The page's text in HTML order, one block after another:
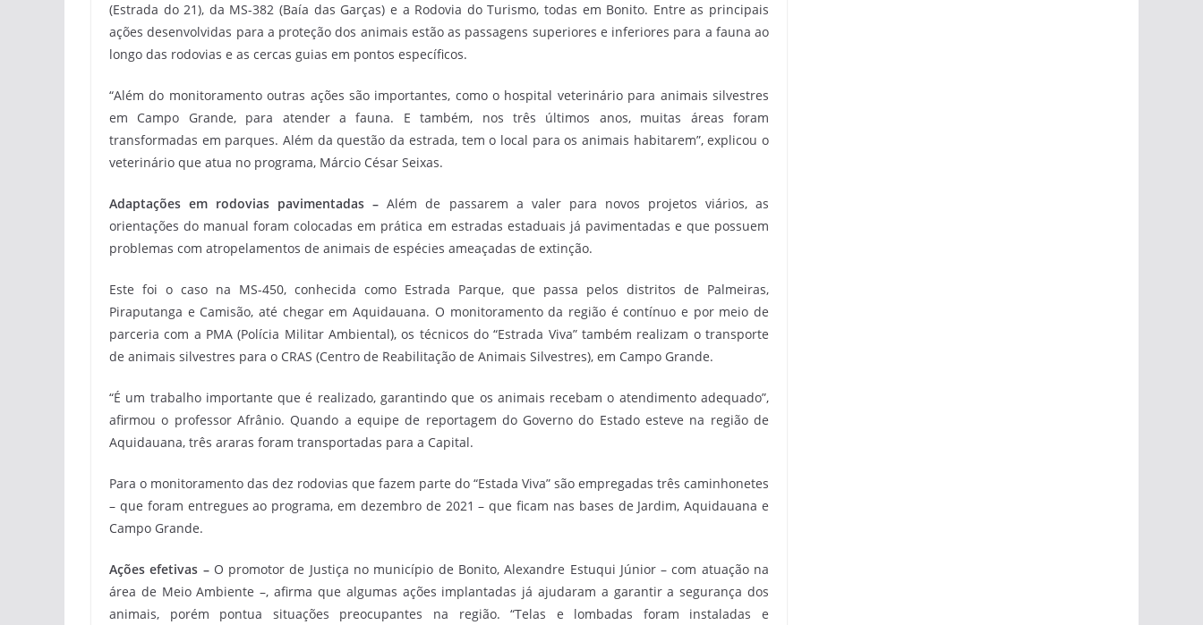
(Estrada do 21), da MS-382 (Baía das Garças) e a Rodovia do Turismo, todas em Bonito. Entre as principais
ações desenvolvidas para a proteção dos animais estão as passagens superiores e inferiores para a fauna ao
longo das rodovias e as cercas guias em pontos específicos.
“Além do monitoramento outras ações são importantes, como o hospital veterinário para animais silvestres
em Campo Grande, para atender a fauna. E também, nos três últimos anos, muitas áreas foram
transformadas em parques. Além da questão da estrada, tem o local para os animais habitarem”, explicou o
veterinário que atua no programa, Márcio César Seixas.
Adaptações em rodovias pavimentadas –Além de passarem a valer para novos projetos viários, as
orientações do manual foram colocadas em prática em estradas estaduais já pavimentadas e que possuem
problemas com atropelamentos de animais de espécies ameaçadas de extinção.
Este foi o caso na MS-450, conhecida como Estrada Parque, que passa pelos distritos de Palmeiras,
Piraputanga e Camisão, até chegar em Aquidauana. O monitoramento da região é contínuo e por meio de
parceria com a PMA (Polícia Militar Ambiental), os técnicos do “Estrada Viva” também realizam o transporte
de animais silvestres para o CRAS (Centro de Reabilitação de Animais Silvestres), em Campo Grande.
“É um trabalho importante que é realizado, garantindo que os animais recebam o atendimento adequado”,
afirmou o professor Afrânio. Quando a equipe de reportagem do Governo do Estado esteve na região de
Aquidauana, três araras foram transportadas para a Capital.
Para o monitoramento das dez rodovias que fazem parte do “Estada Viva” são empregadas três caminhonetes
– que foram entregues ao programa, em dezembro de 2021 – que ficam nas bases de Jardim, Aquidauana e
Campo Grande.
Ações efetivas – O promotor de Justiça no município de Bonito, Alexandre Estuqui Júnior – com atuação na
área de Meio Ambiente –, afirma que algumas ações implantadas já ajudaram a garantir a segurança dos
animais, porém pontua situações preocupantes na região. “Telas e lombadas foram instaladas e